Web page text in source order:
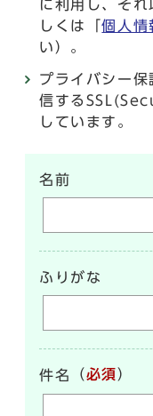
に利用し、そ
しくは「個人情
い）。
プライバシー
信する
しています。
名前
ふりがな
件名 （必須）